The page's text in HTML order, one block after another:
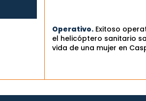
Operativo. Exitoso
el helicóptero sanitario
vida de una mujer en